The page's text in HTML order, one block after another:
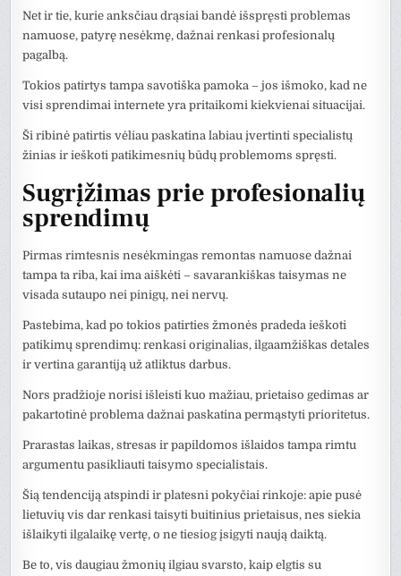
Net ir tie, kurie anksčiau drąsiai bandė išspręsti problemas
namuose, patyrę nesėkmę, dažnai renkasi profesionalų
pagalbą.
Tokios patirtys tampa savotiška pamoka – jos išmoko, kad ne
visi sprendimai internete yra pritaikomi kiekvienai situacijai.
Ši ribinė patirtis vėliau paskatina labiau įvertinti specialistų
žinias ir ieškoti patikimesnių būdų problemoms spręsti.
Sugrįžimas prie profesionalių
sprendimų
Pirmas rimtesnis nesėkmingas remontas namuose dažnai
tampa ta riba, kai ima aiškėti – savarankiškas taisymas ne
visada sutaupo nei pinigų, nei nervų.
Pastebima, kad po tokios patirties žmonės pradeda ieškoti
patikimų sprendimų: renkasi originalias, ilgaamžiškas detales
ir vertina garantiją už atliktus darbus.
Nors pradžioje norisi išleisti kuo mažiau, prietaiso gedimas ar
pakartotinė problema dažnai paskatina permąstyti prioritetus.
Prarastas laikas, stresas ir papildomos išlaidos tampa rimtu
argumentu pasikliauti taisymo specialistais.
Šią tendenciją atspindi ir platesni pokyčiai rinkoje: apie pusė
lietuvių vis dar renkasi taisyti buitinius prietaisus, nes siekia
išlaikyti ilgalaikę vertę, o ne tiesiog įsigyti naują daiktą.
Be to, vis daugiau žmonių ilgiau svarsto, kaip elgtis su